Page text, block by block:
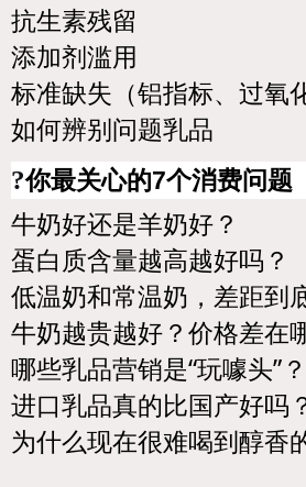
抗生素残留
添加剂滥用
标准缺失（铝指标、过氧
如何辨别问题乳品
?你最关心的7个消费问题
牛奶好还是羊奶好？
蛋白质含量越高越好吗？
低温奶和常温奶，差距到
牛奶越贵越好？价格差在
哪些乳品营销是“玩噱头”？
进口乳品真的比国产好吗
为什么现在很难喝到醇香